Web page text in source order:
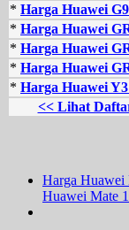
* Harga Huawei
* Harga Huawei
* Harga Huawei
* Harga Huawei
* Harga Huawei
<< Lihat
Harga Huawei
Huawei Mate